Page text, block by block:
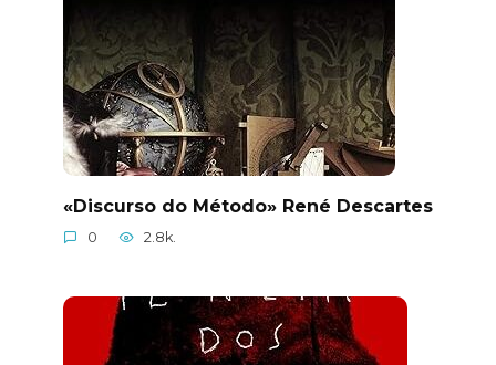
«Discurso do Método» René Descartes
0 2.8k.